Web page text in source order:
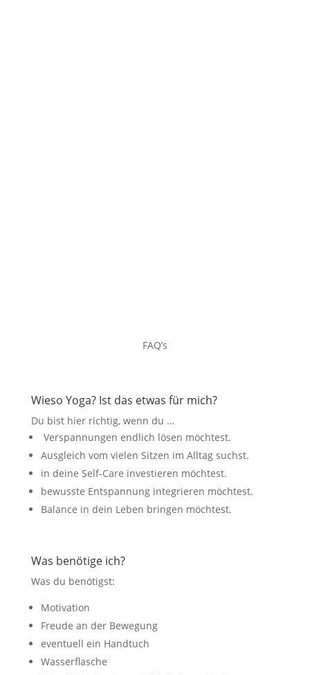
FAQ’s
Wieso Yoga? Ist das etwas für mich?
Du bist hier richtig, wenn du …
Verspannungen endlich lösen möchtest.
Ausgleich vom vielen Sitzen im Alltag suchst.
in deine Self-Care investieren möchtest.
bewusste Entspannung integrieren möchtest.
Balance in dein Leben bringen möchtest.
Was benötige ich?
Was du benötigst:
Motivation
Freude an der Bewegung
eventuell ein Handtuch
Wasserflasche